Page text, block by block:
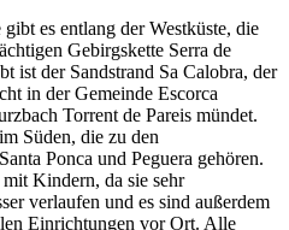
es entlang der Westküste, die
Gebirgskette Serra de
ist der Sandstrand Sa Calobra, der
in der Gemeinde Escorca
Torrent de Pareis mündet.
Süden, die zu den
Ponca und Peguera gehören.
Kindern, da sie sehr
verlaufen und es sind außerdem
Einrichtungen vor Ort. Alle